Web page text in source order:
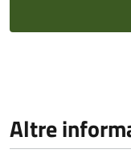
Altre